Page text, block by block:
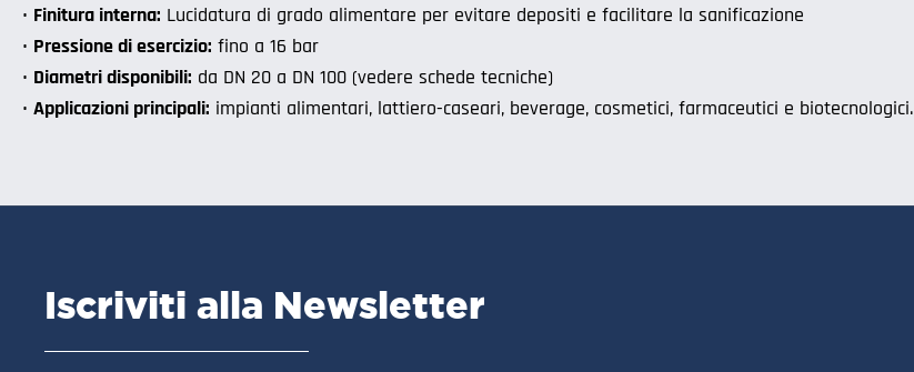
• Finitura interna: Lucidatura di grado alimentare per evitare depositi e facilitare la sanificazione
• Pressione di esercizio: fino a 16 bar
• Diametri disponibili: da DN 20 a DN 100 (vedere schede tecniche)
• Applicazioni principali: impianti alimentari, lattiero-caseari, beverage, cosmetici, farmaceutici e biotecnologici.
Iscriviti alla Newsletter